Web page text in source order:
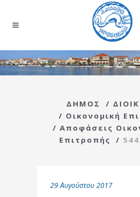
ΔΗΜΟΣ /
/ Οικονομική
/ Αποφάσεις
Επιτροπής
/
29 Αυγούστου 2017